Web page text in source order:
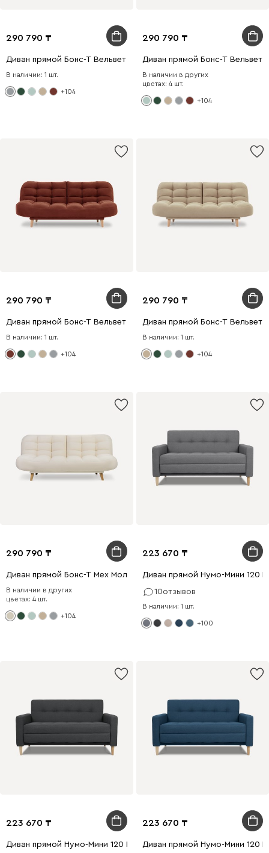
290 790
Диван прямой Бонс-Т Вельвет Светло-серый
В наличии: 1 шт.
+104
290 790
Диван прямой Бонс-Т Вельвет
В наличии в других
цветах: 4 шт.
+104
290 790
Диван прямой Бонс-Т Вельвет Терракотовый
В наличии: 1 шт.
+104
290 790
Диван прямой Бонс-Т Вельвет
В наличии: 1 шт.
+104
290 790
Диван прямой Бонс-Т Мех Молочный
В наличии в других
цветах: 4 шт.
+104
223 670
Диван прямой Нумо-Мини 120
10отзывов
В наличии: 1 шт.
+100
223 670
Диван прямой Нумо-Мини 120 Рогожка Графитовый
223 670
Диван прямой Нумо-Мини 120